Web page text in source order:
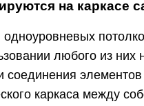
на каркасе
одноуровневых
любого из них
соединения элементов
каркаса между